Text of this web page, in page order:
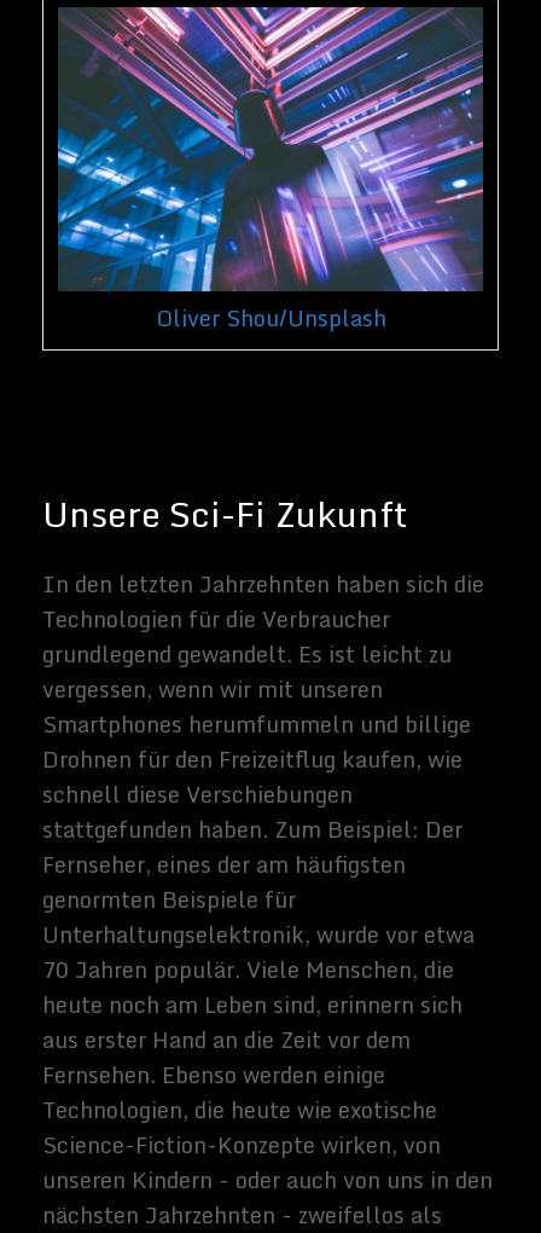
In den letzten Jahrzehnten haben sich die
Technologien für die Verbraucher
grundlegend gewandelt. Es ist leicht zu
vergessen, wenn wir mit unseren
Smartphones herumfummeln und billige
Drohnen für den Freizeitflug kaufen, wie
schnell diese Verschiebungen
stattgefunden haben. Zum Beispiel: Der
Fernseher, eines der am häufigsten
genormten Beispiele für
Unterhaltungselektronik, wurde vor etwa
70 Jahren populär. Viele Menschen, die
heute noch am Leben sind, erinnern sich
Es ist eine ziemlich sichere und weit
kommenden Jahren solche Veränderungen
durchmachen wird, aber die Spezifika dieser
Veränderungen sind jedermanns
Vermutung. Insbesondere die möglichen
Auswirkungen der folgenden neuen
Technologien - wenn sie die Art von
Werbretung erlangen sollten, die das
Fernsehen hatte, wären lebensverändernd.
Viele dieser Technologien galten noch vor
wenigen Jahrzehnten als Science-Fiction,
aber es ist durchaus denkbar, dass diese
früheren Zukunftsvisionen schon bald zu
einem wesentlichen Bestandteil unseres
täglichen Lebens werden.
Lasst uns überlegen, wie verschiedene
Technologien unser eigenes Leben
grundlegend verändern könnten (sowohl
für das Gute als auch für das Schlechte).
Hier sind ein paar Zukunftsvisionen, in
denen man am Ende tatsächlich leben
könnte, jeweils getrieben von einer
Kerntechnologie, die am Horizont zu
erscheint.
Selbstfahrende Autos